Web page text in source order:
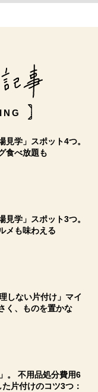
見学」スポット4つ。
食べ放題も
見学」スポット3つ。
メも味わえる
しない片付け」マイ
く、ものを置かな
。 不用品処分費用6
片付けのコツ3つ：